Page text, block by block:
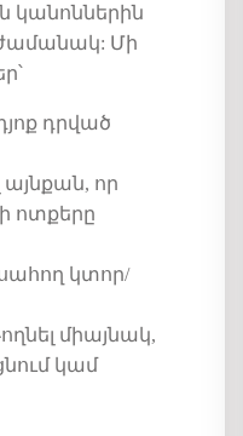
կանոններին
ժամանակ: Մի
դրված
այնքան, որ
ոտքերը
կտոր/
միայնակ,
կամ